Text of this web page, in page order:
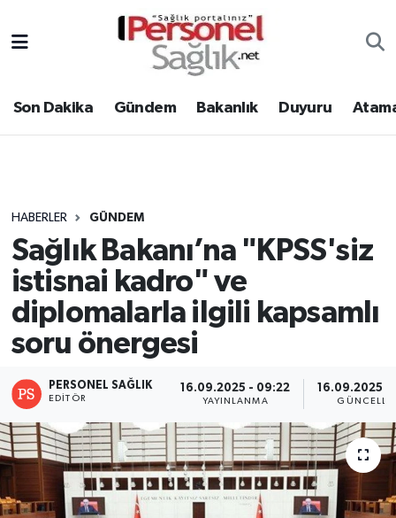
Son Dakika Gündem Bakanlık Duyuru
HABERLER GÜNDEM
Sağlık Bakanı’na "KPSS'siz
istisnai kadro" ve
diplomalarla ilgili kapsamlı
soru önergesi
PERSONEL SAĞLIK
EDITÖR
16.09.2025 - 09:22
YAYINLANMA
16.09.2025 -
Gündem
Atamalar
Mevzuat
Sendika
Kpss - Sınav
Nöbetçi Eczaneler
Hava Durumu
Tüm Manşetler
Son Dakika Haberleri
Haber Arşivi